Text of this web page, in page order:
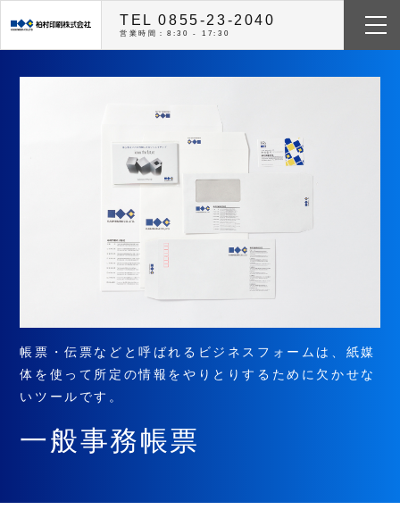
TEL 0855-23-2040
営業時間：8:30 - 17:30
帳票・伝票などと呼ばれるビジネスフォームは、紙媒
体を使って所定の情報をやりとりするために欠かせな
いツールです。
一般事務帳票